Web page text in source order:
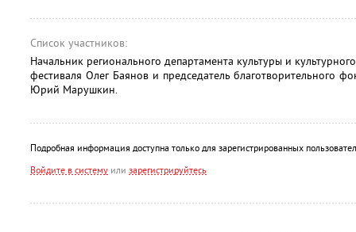
Список участников:
Начальник регионального департамента культуры и
фестиваля Олег Баянов и председатель благотворительного
Юрий Марушкин.
Подробная информация доступна только для зарегистрированных
Войдите в систему или зарегистрируйтесь